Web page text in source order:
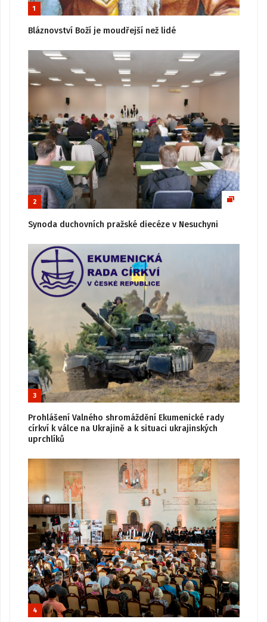
1
Bláznovství Boží je moudřejší než lidé
2
Synoda duchovních pražské diecéze v Nesuchyni
3
Prohlášení Valného shromáždění Ekumenické rady
církví k válce na Ukrajině a k situaci ukrajinských
uprchlíků
4